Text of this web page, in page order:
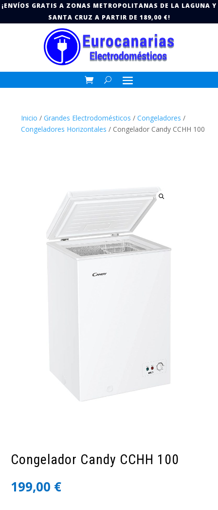
¡ENVÍOS GRATIS A ZONAS METROPOLITANAS DE LA LAGUNA Y
SANTA CRUZ A PARTIR DE 189,00 €!
Inicio / Grandes Electrodomésticos / Congeladores /
Congeladores Horizontales / Congelador Candy CCHH 100
Congelador Candy CCHH 100
199,00 €